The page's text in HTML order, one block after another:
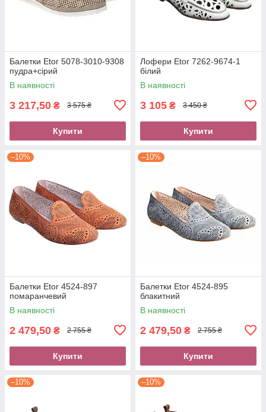
Балетки Etor 5078-3010-9308
пудра+сірий
В наявності
3 217,50 ₴ 3 575 ₴
Купити
Лофери Etor 7262-9674-1
білий
В наявності
3 105 ₴ 3 450 ₴
Купити
–10%
Балетки Etor 4524-897
помаранчевий
В наявності
2 479,50 ₴ 2 755 ₴
Купити
–10%
Балетки Etor 4524-895
блакитний
В наявності
2 479,50 ₴ 2 755 ₴
Купити
–10% –10%